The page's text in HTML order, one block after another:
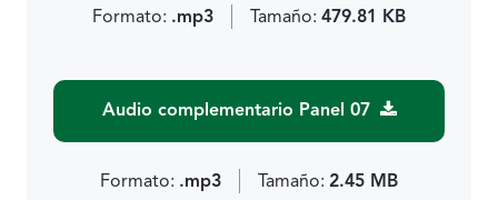
Formato: .mp3 Tamaño: 479.81 KB
Audio complementario Panel 07
Formato: .mp3 Tamaño: 2.45 MB